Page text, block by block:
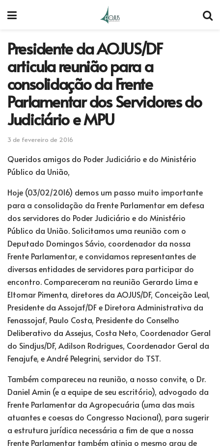
Presidente da AOJUS/DF
articula reunião para a
consolidação da Frente
Parlamentar dos Servidores do
Judiciário e MPU
3 de fevereiro de 2016
Queridos amigos do Poder Judiciário e do Ministério
Público da União,
Hoje (03/02/2016) demos um passo muito importante
para a consolidação da Frente Parlamentar em defesa
dos servidores do Poder Judiciário e do Ministério
Público da União. Solicitamos uma reunião com o
Deputado Domingos Sávio, coordenador da nossa
Frente Parlamentar, e convidamos representantes de
diversas entidades de servidores para participar do
encontro. Compareceram na reunião Gerardo Lima e
Eltomar Pimenta, diretores da AOJUS/DF, Conceição Leal,
Presidente da Assojaf/DF e Diretora Administrativa da
Fenassojaf, Paulo Costa, Presidente do Conselho
Deliberativo da Assejus, Costa Neto, Coordenador Geral
do Sindjus/DF, Adilson Rodrigues, Coordenador Geral da
Fenajufe, e André Pelegrini, servidor do TST.
Também compareceu na reunião, a nosso convite, o Dr.
Daniel Amin (e a equipe de seu escritório), advogado da
Frente Parlamentar da Agropecuária (uma das mais
atuantes e coesas do Congresso Nacional), para sugerir
a estrutura jurídica necessária a fim de que a nossa
Frente Parlamentar também atinja o mesmo grau de